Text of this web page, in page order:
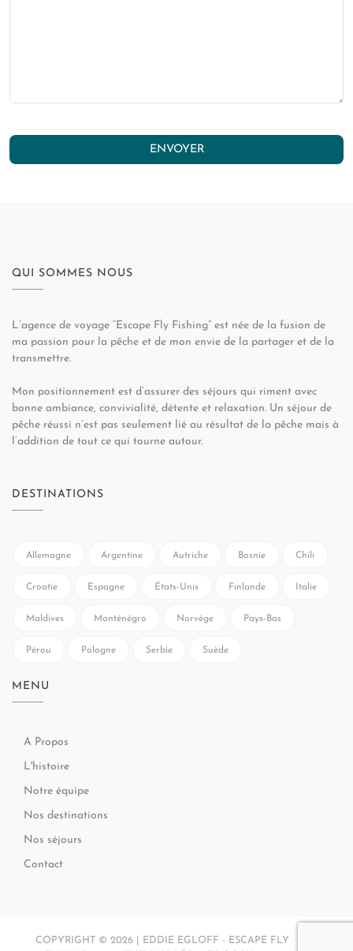
ENVOYER
QUI SOMMES NOUS
L’agence de voyage “Escape Fly Fishing” est née de la fusion de
ma passion pour la pêche et de mon envie de la partager et de la
transmettre.
Mon positionnement est d’assurer des séjours qui riment avec
bonne ambiance, convivialité, détente et relaxation. Un séjour de
pêche réussi n’est pas seulement lié au résultat de la pêche mais à
l’addition de tout ce qui tourne autour.
DESTINATIONS
Allemagne Argentine Autriche Bosnie Chili
Croatie Espagne États-Unis Finlande Italie
Maldives Monténégro Norvège Pays-Bas
Pérou Pologne Serbie Suède
MENU
A Propos
L'histoire
Notre équipe
Nos destinations
Nos séjours
Contact
COPYRIGHT © 2026 | EDDIE EGLOFF - ESCAPE FLY